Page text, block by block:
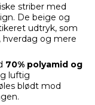
striber med
De beige og
udtryk, som
hverdag og mere
70% polyamid og
luftig
blødt mod